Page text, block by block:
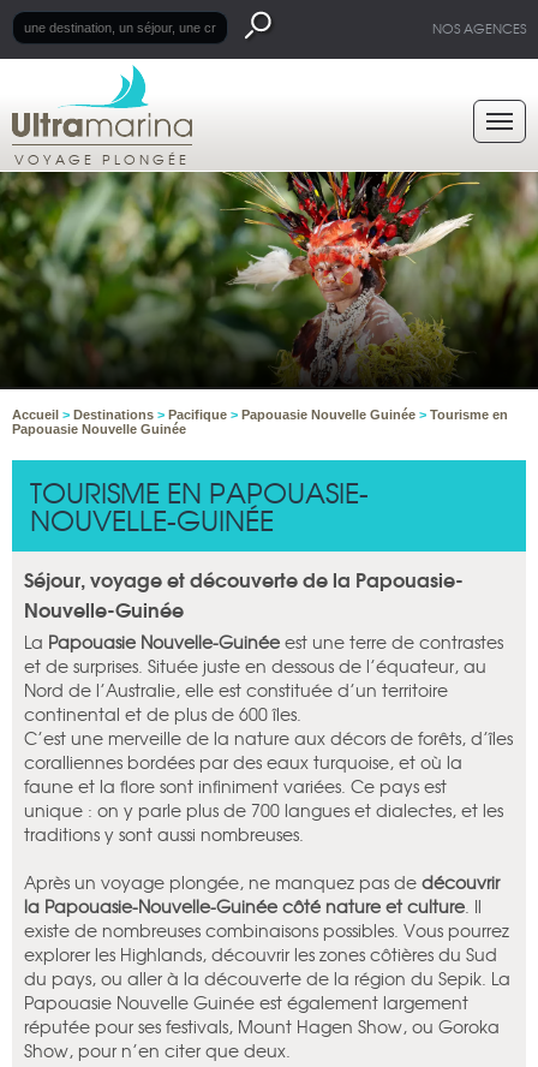
NOS AGENCES
VOYAGE PLONGÉE
Accueil > Destinations > Pacifique > Papouasie Nouvelle Guinée > Tourisme en
Papouasie Nouvelle Guinée
TOURISME EN PAPOUASIE-
NOUVELLE-GUINÉE
Séjour, voyage et découverte de la Papouasie-
Nouvelle-Guinée
La Papouasie Nouvelle-Guinée est une terre de contrastes
et de surprises. Située juste en dessous de l’équateur, au
Nord de l’Australie, elle est constituée d’un territoire
continental et de plus de 600 îles.
C’est une merveille de la nature aux décors de forêts, d’îles
coralliennes bordées par des eaux turquoise, et où la
faune et la flore sont infiniment variées. Ce pays est
unique : on y parle plus de 700 langues et dialectes, et les
traditions y sont aussi nombreuses.
Après un voyage plongée, ne manquez pas de découvrir
la Papouasie-Nouvelle-Guinée côté nature et culture. Il
existe de nombreuses combinaisons possibles. Vous pourrez
explorer les Highlands, découvrir les zones côtières du Sud
du pays, ou aller à la découverte de la région du Sepik. La
Papouasie Nouvelle Guinée est également largement
réputée pour ses festivals, Mount Hagen Show, ou Goroka
Show, pour n’en citer que deux.